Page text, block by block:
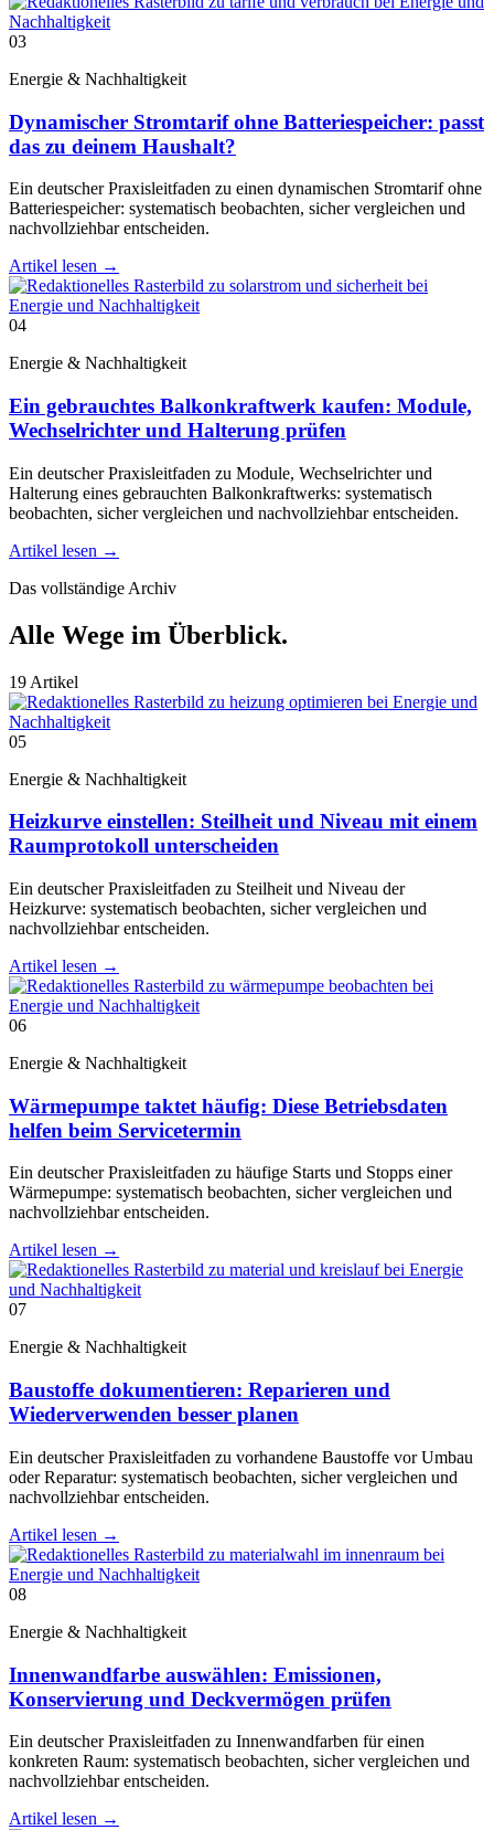
03
Energie & Nachhaltigkeit
Dynamischer Stromtarif ohne Batteriespeicher: passt
das zu deinem Haushalt?
Ein deutscher Praxisleitfaden zu einen dynamischen Stromtarif ohne
Batteriespeicher: systematisch beobachten, sicher vergleichen und
nachvollziehbar entscheiden.
Artikel lesen →
04
Energie & Nachhaltigkeit
Ein gebrauchtes Balkonkraftwerk kaufen: Module,
Wechselrichter und Halterung prüfen
Ein deutscher Praxisleitfaden zu Module, Wechselrichter und
Halterung eines gebrauchten Balkonkraftwerks: systematisch
beobachten, sicher vergleichen und nachvollziehbar entscheiden.
Artikel lesen →
Das vollständige Archiv
Alle Wege im Überblick.
19 Artikel
05
Energie & Nachhaltigkeit
Heizkurve einstellen: Steilheit und Niveau mit einem
Raumprotokoll unterscheiden
Ein deutscher Praxisleitfaden zu Steilheit und Niveau der
Heizkurve: systematisch beobachten, sicher vergleichen und
nachvollziehbar entscheiden.
Artikel lesen →
06
Energie & Nachhaltigkeit
Wärmepumpe taktet häufig: Diese Betriebsdaten
helfen beim Servicetermin
Ein deutscher Praxisleitfaden zu häufige Starts und Stopps einer
Wärmepumpe: systematisch beobachten, sicher vergleichen und
nachvollziehbar entscheiden.
Artikel lesen →
07
Energie & Nachhaltigkeit
Baustoffe dokumentieren: Reparieren und
Wiederverwenden besser planen
Ein deutscher Praxisleitfaden zu vorhandene Baustoffe vor Umbau
oder Reparatur: systematisch beobachten, sicher vergleichen und
nachvollziehbar entscheiden.
Artikel lesen →
08
Energie & Nachhaltigkeit
Innenwandfarbe auswählen: Emissionen,
Konservierung und Deckvermögen prüfen
Ein deutscher Praxisleitfaden zu Innenwandfarben für einen
konkreten Raum: systematisch beobachten, sicher vergleichen und
nachvollziehbar entscheiden.
Artikel lesen →